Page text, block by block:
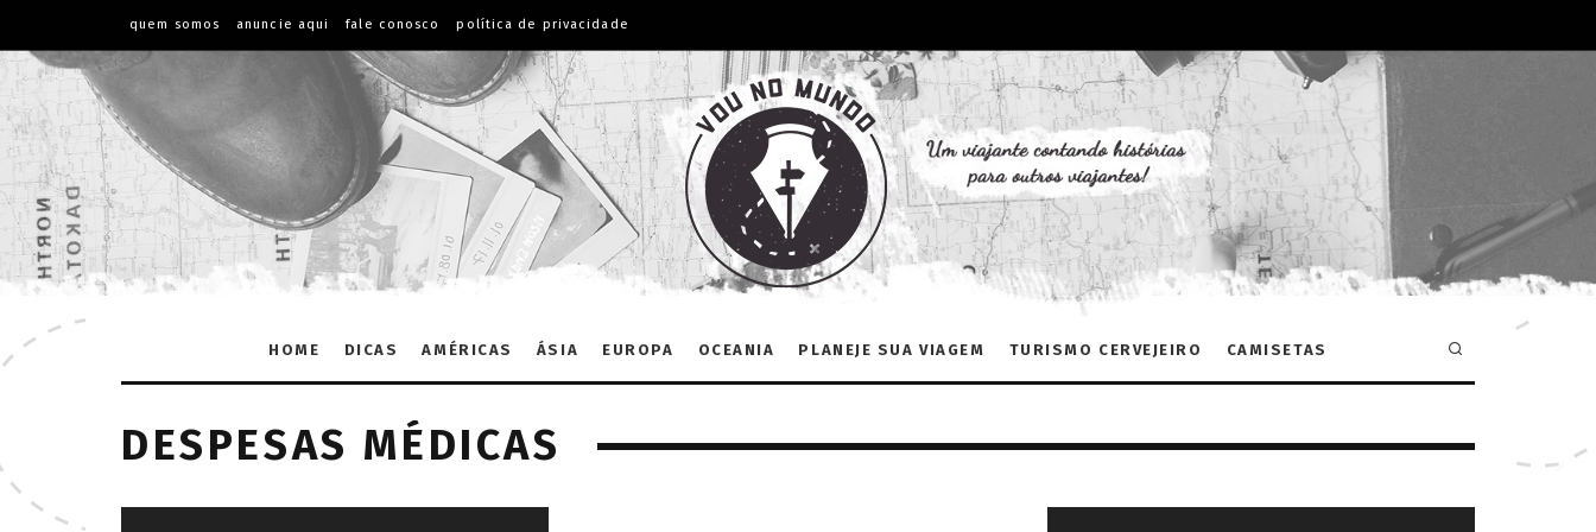
quem somos anuncie aqui fale conosco política de privacidade
HOME DICAS AMÉRICAS ÁSIA EUROPA OCEANIA PLANEJE SUA VIAGEM TURISMO CERVEJEIRO CAMISETAS
DESPESAS MÉDICAS